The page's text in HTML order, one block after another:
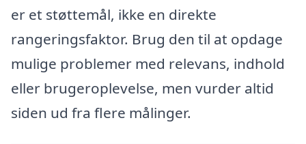
er et støttemål, ikke en direkte
rangeringsfaktor. Brug den til at opdage
mulige problemer med relevans, indhold
eller brugeroplevelse, men vurder altid
siden ud fra flere målinger.